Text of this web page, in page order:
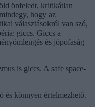
önfeledt, kritikátlan
hogy az
választásokról van szó,
giccs. Giccs a
és jópofaság
is giccs. A safe space-
és könnyen értelmezhető.